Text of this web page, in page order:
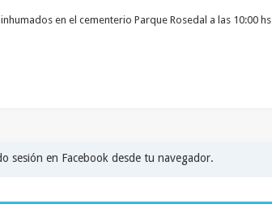
en el cementerio Parque Rosedal a las 10:00 hs
sesión en Facebook desde tu navegador.